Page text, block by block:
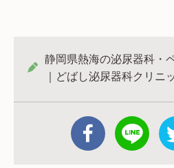
静岡県熱海の泌尿器科・
｜どばし泌尿器科クリニ